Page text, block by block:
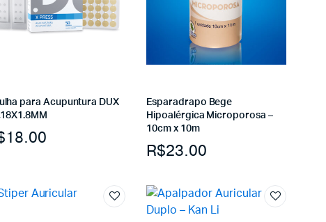
para Acupuntura DUX
18.00
Esparadrapo Bege
Hipoalérgica Microporosa –
10cm x 10m
R$23.00